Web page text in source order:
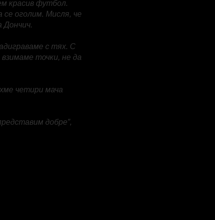
красив футбол.
оголим. Мисля, че
Дончич.
с тях. С
точки, не да
четири мача
добре”,